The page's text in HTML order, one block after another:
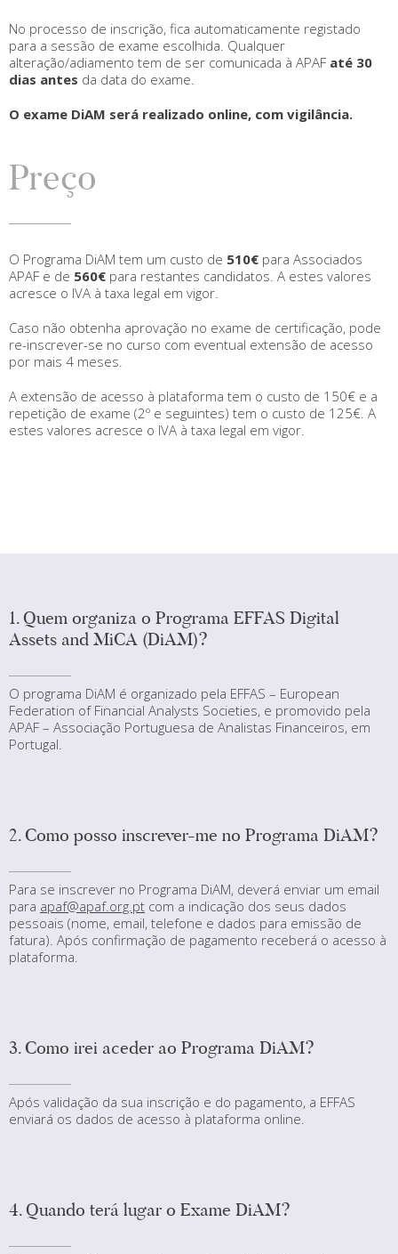
No processo de inscrição, fica automaticamente registado
para a sessão de exame escolhida. Qualquer
alteração/adiamento tem de ser comunicada à APAF até 30
dias antes da data do exame.
O exame DiAM será realizado online, com vigilância.
Preço
O Programa DiAM tem um custo de 510€ para Associados
APAF e de 560€ para restantes candidatos. A estes valores
acresce o IVA à taxa legal em vigor.
Caso não obtenha aprovação no exame de certificação, pode
re-inscrever-se no curso com eventual extensão de acesso
por mais 4 meses.
A extensão de acesso à plataforma tem o custo de 150€ e a
repetição de exame (2º e seguintes) tem o custo de 125€. A
estes valores acresce o IVA à taxa legal em vigor.
1. Quem organiza o Programa EFFAS Digital
Assets and MiCA (DiAM)?
O programa DiAM é organizado pela EFFAS – European
Federation of Financial Analysts Societies, e promovido pela
APAF – Associação Portuguesa de Analistas Financeiros, em
Portugal.
2. Como posso inscrever-me no Programa DiAM?
Para se inscrever no Programa DiAM, deverá enviar um email
para apaf@apaf.org.pt com a indicação dos seus dados
pessoais (nome, email, telefone e dados para emissão de
fatura). Após confirmação de pagamento receberá o acesso à
plataforma.
3. Como irei aceder ao Programa DiAM?
Após validação da sua inscrição e do pagamento, a EFFAS
enviará os dados de acesso à plataforma online.
4. Quando terá lugar o Exame DiAM?